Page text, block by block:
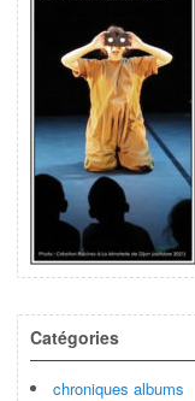
Catégories
chroniques albums